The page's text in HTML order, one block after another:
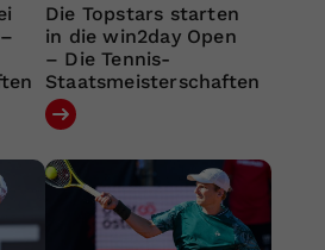
Die Topstars starten
in die win2day Open
– Die Tennis-
Staatsmeisterschaften